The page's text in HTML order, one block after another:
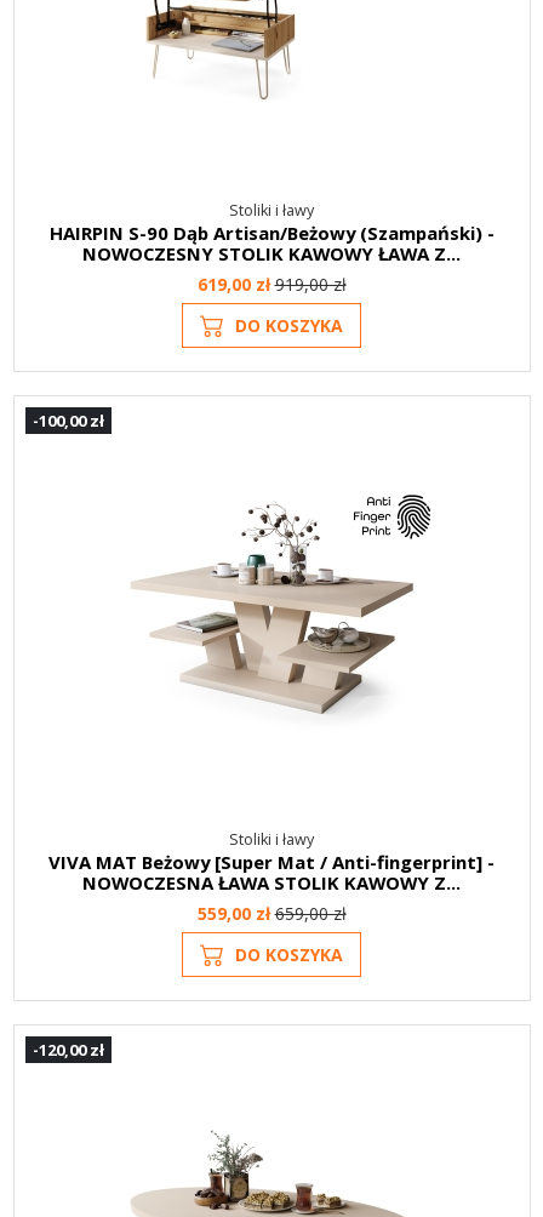
Stoliki i ławy
HAIRPIN S-90 Dąb Artisan/Beżowy (Szampański) -
NOWOCZESNY STOLIK KAWOWY ŁAWA Z...
619,00 zł919,00 zł
DO KOSZYKA
-100,00 zł
Stoliki i ławy
VIVA MAT Beżowy [Super Mat / Anti-fingerprint] -
NOWOCZESNA ŁAWA STOLIK KAWOWY Z...
559,00 zł659,00 zł
DO KOSZYKA
-120,00 zł